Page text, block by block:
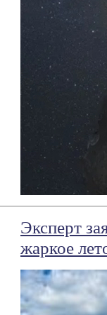
Эксперт
жаркое